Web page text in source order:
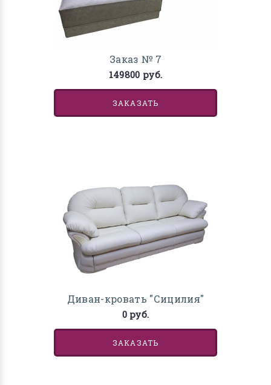
Заказ № 7
149800 руб.
ЗАКАЗАТЬ
Диван-кровать "Сицилия"
0 руб.
ЗАКАЗАТЬ